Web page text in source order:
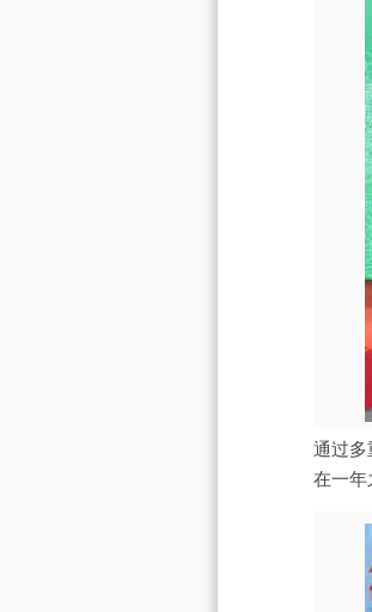
通过多
在一年